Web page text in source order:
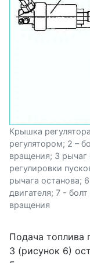
Крышка
регулятором; 2 –
вращения; 3 рычаг
регулировки
рычага останова;
двигателя; 7 -
вращения
Подача топлива
3 (рисунок 6)